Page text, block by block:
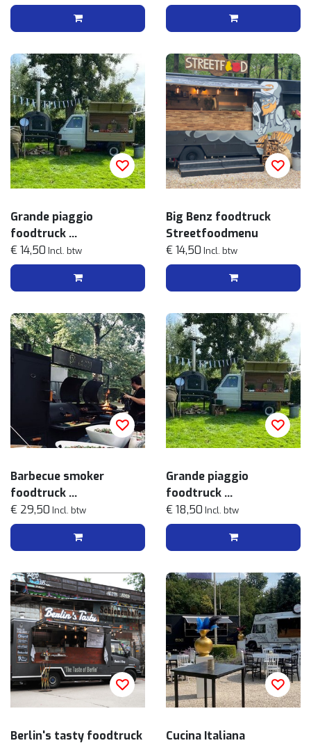
Grande piaggio
foodtruck
Pizza menu
€ 14,50 Incl. btw
Big Benz foodtruck
Streetfoodmenu
€ 14,50 Incl. btw
Barbecue smoker
foodtruck
Streetfood menu
€ 29,50 Incl. btw
Grande piaggio
foodtruck
Pinsa menu
€ 18,50 Incl. btw
Berlin's tasty foodtruck Cucina Italiana